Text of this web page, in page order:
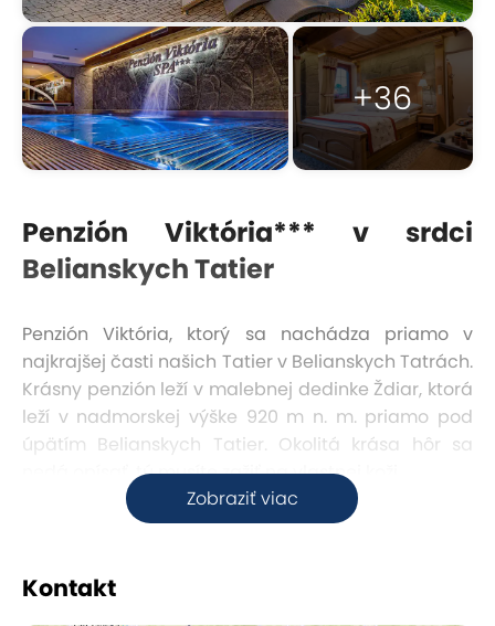
+36
Zobraziť viac
Penzión Viktória*** v srdci
Belianskych Tatier
Penzión Viktória, ktorý sa nachádza priamo v
najkrajšej časti našich Tatier v Belianskych Tatrách.
Krásny penzión leží v malebnej dedinke Ždiar, ktorá
leží v nadmorskej výške 920 m n. m. priamo pod
úpätím Belianskych Tatier. Okolitá krása hôr sa
nedá opísať, tú musíte zažiť na vlastnej koži.
V celom penzióne je pre vás pripravených 18
Kontakt